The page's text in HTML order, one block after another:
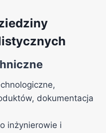
dokumentacja
inżynierowie i